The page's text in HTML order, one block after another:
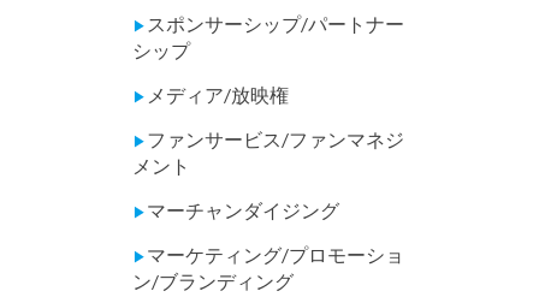
▶ スポンサーシップ/パートナー
シップ
▶ メディア/放映権
▶ ファンサービス/ファンマネジ
メント
▶ マーチャンダイジング
▶ マーケティング/プロモーショ
ン/ブランディング